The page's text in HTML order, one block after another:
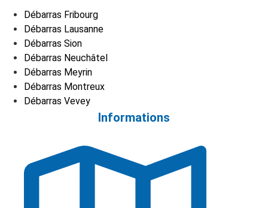
Débarras Fribourg
Débarras Lausanne
Débarras Sion
Débarras Neuchâtel
Débarras Meyrin
Débarras Montreux
Débarras Vevey
Informations